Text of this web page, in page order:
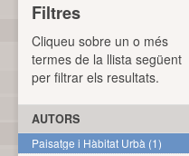
Filtres
Cliqueu sobre un o més
termes de la llista següent
per filtrar els resultats.
AUTORS
Paisatge i Hàbitat Urbà (1)